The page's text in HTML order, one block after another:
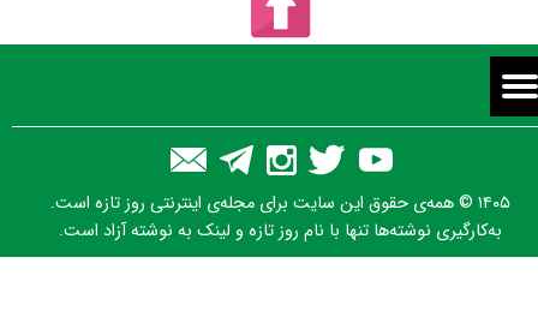
۱۴۰۵ © همه‌ی حقوق این سایت برای مجله‌ی اینترنتی روز تازه است.
به‌کارگیری نوشته‌ها تنها با نام روز تازه و لینک به نوشته آزاد است.